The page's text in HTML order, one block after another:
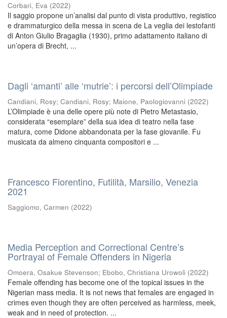
Corbari, Eva (2022)
Il saggio propone un’analisi dal punto di vista produttivo, registico
e drammaturgico della messa in scena de La veglia dei lestofanti
di Anton Giulio Bragaglia (1930), primo adattamento italiano di
un’opera di Brecht, ...
Dagli ‘amanti’ alle ‘mutrie’: i percorsi dell’Olimpiade
Candiani, Rosy; Candiani, Rosy; Maione, Paologiovanni (2022)
L’Olimpiade è una delle opere più note di Pietro Metastasio,
considerata “esemplare” della sua idea di teatro nella fase
matura, come Didone abbandonata per la fase giovanile. Fu
musicata da almeno cinquanta compositori e ...
Francesco Fiorentino, Futilità, Marsilio, Venezia
2021
Saggiomo, Carmen (2022)
Media Perception and Correctional Centre’s
Portrayal of Female Offenders in Nigeria
Omoera, Osakue Stevenson; Ebobo, Christiana Urowoli (2022)
Female offending has become one of the topical issues in the
Nigerian mass media. It is not news that females are engaged in
crimes even though they are often perceived as harmless, meek,
weak and in need of protection. ...